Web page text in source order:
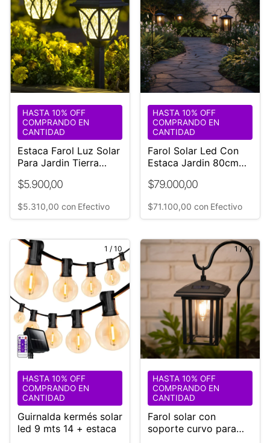
Estaca Farol Luz Solar
Para Jardin Tierra
$5.900,00
HASTA 10% OFF
COMPRANDO EN
CANTIDAD
$5.310,00 con Efectivo
Farol Solar Led Con
Estaca Jardin 80cm
Negro
$79.000,00
HASTA 10% OFF
COMPRANDO EN
CANTIDAD
$71.100,00 con Efectivo
1 / 10
Guirnalda kermés solar
led 9 mts 14 + estaca
HASTA 10% OFF
COMPRANDO EN
CANTIDAD
1 /10
Farol solar con
soporte curvo para
HASTA 10% OFF
COMPRANDO EN
CANTIDAD